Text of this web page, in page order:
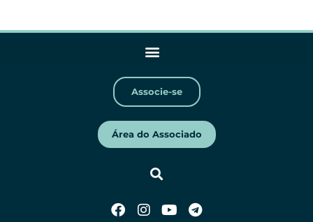
Associe-se
Área do Associado